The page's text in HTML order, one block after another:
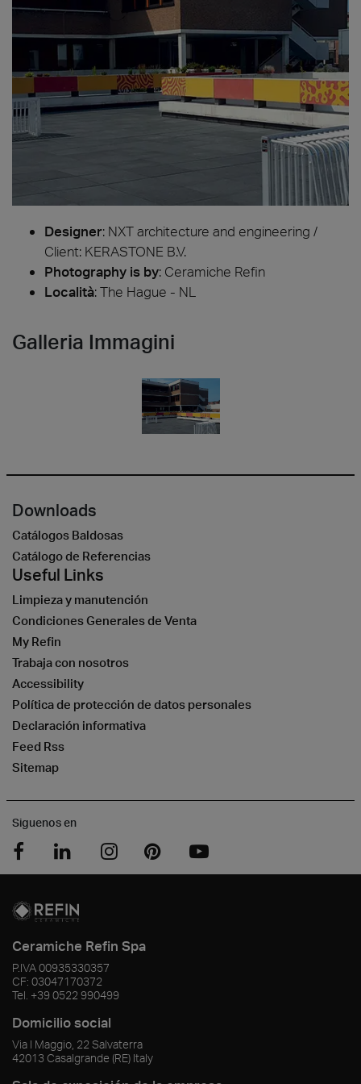
Designer: NXT architecture and engineering /
Client: KERASTONE B.V.
Photography is by: Ceramiche Refin
Località: The Hague - NL
Galleria Immagini
Downloads
Catálogos Baldosas
Catálogo de Referencias
Useful Links
Limpieza y manutención
Condiciones Generales de Venta
My Refin
Trabaja con nosotros
Accessibility
Política de protección de datos personales
Declaración informativa
Feed Rss
Sitemap
Siguenos en
Ceramiche Refin Spa
P.IVA00935330357
CF: 03047170372
Tel. +39 0522 990499
Domicilio social
Via I Maggio, 22 Salvaterra
42013 Casalgrande (RE) Italy